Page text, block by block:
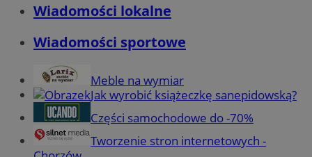
Wiadomości lokalne
Wiadomości sportowe
Meble na wymiar
Jak wyrobić książeczkę sanepidowską?
Części samochodowe do -70%
Tworzenie stron internetowych -